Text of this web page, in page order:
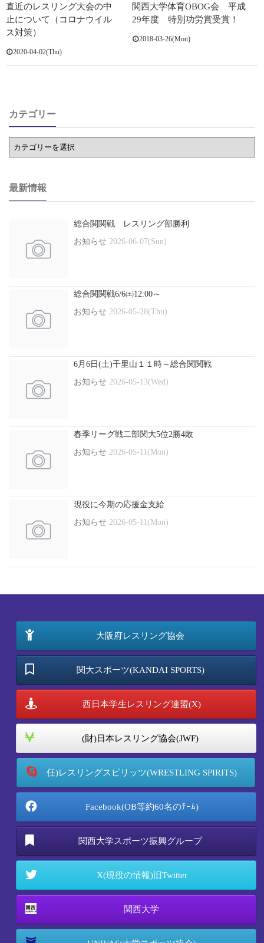
直近のレスリング大会の中
止について（コロナウイル
ス対策）
2020-04-02(Thu)
関西大学体育OBOG会 平成
29年度 特別功労賞受賞！
2018-03-26(Mon)
カテゴリー
最新情報
総合関関戦 レスリング部勝利
お知らせ 2026-06-07(Sun)
総合関関戦6/6㈯12:00～
お知らせ 2026-05-28(Thu)
6月6日(土)千里山１１時～総合関関戦
お知らせ 2026-05-13(Wed)
春季リーグ戦二部関大5位2勝4敗
お知らせ 2026-05-11(Mon)
現役に今期の応援金支給
お知らせ 2026-05-11(Mon)
大阪府レスリング協会
関大スポーツ(KANDAI SPORTS)
西日本学生レスリング連盟(X)
(財)日本レスリング協会(JWF)
任)レスリングスピリッツ(WRESTLING SPIRITS)
Facebook(OB等約60名のﾁｰﾑ)
関西大学スポーツ振興グループ
X(現役の情報)旧Twitter
関西大学